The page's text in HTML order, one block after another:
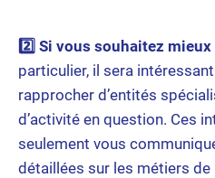
2️⃣ Si vous souhaitez
particulier, il sera
rapprocher d’entités
d’activité en question. Ces
seulement vous
détaillées sur les métiers